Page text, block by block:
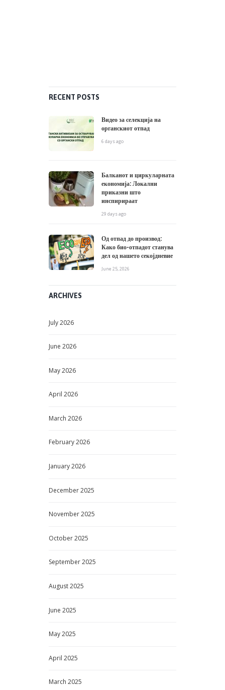
RECENT POSTS
Видео за селекција на
органскиот отпад
6 days ago
Балканот и циркуларната
економија: Локални
приказни што
инспирираат
29 days ago
Од отпад до производ:
Како био-отпадот станува
дел од нашето секојдневие
June 25, 2026
ARCHIVES
July2026
June 2026
May2026
April 2026
March 2026
February2026
January2026
December2025
November2025
October2025
September2025
August2025
June 2025
May2025
April 2025
March 2025